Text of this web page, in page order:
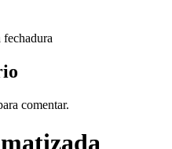
fechadura
comentar.